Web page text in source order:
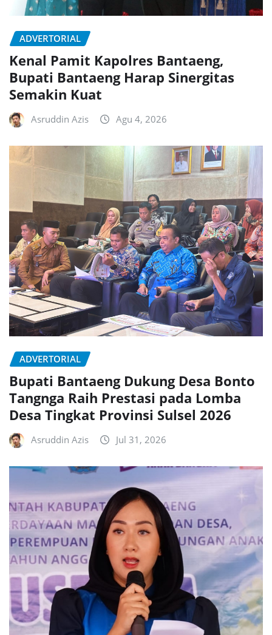
ADVERTORIAL
Kenal Pamit Kapolres Bantaeng,
Bupati Bantaeng Harap Sinergitas
Semakin Kuat
Asruddin Azis Agu 4, 2026
ADVERTORIAL
Bupati Bantaeng Dukung Desa Bonto
Tangnga Raih Prestasi pada Lomba
Desa Tingkat Provinsi Sulsel 2026
Asruddin Azis Jul 31, 2026